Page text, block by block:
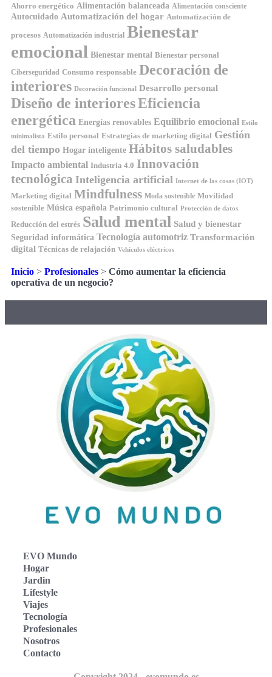
Ahorro energético Alimentación balanceada Alimentación consciente
Autocuidado Automatización del hogar Automatización de
procesos Automatización industrial Bienestar
emocional Bienestar mental Bienestar personal
Ciberseguridad Consumo responsable Decoración de
interiores Decoración funcional Desarrollo personal
Diseño de interioresEficiencia
energética Energías renovables Equilibrio emocional Estilo
minimalista Estilo personal Estrategias de marketing digital Gestión
del tiempo Hogar inteligente Hábitos saludables
Impacto ambiental Industria 4.0 Innovación
tecnológica Inteligencia artificial Internet de las cosas (IOT)
Marketing digital Mindfulness Moda sostenible Movilidad
sostenible Música española Patrimonio cultural Protección de datos
Reducción del estrés Salud mental Salud y bienestar
Seguridad informática Tecnología automotriz Transformación
digital Técnicas de relajación Vehículos eléctricos
Inicio > Profesionales > Cómo aumentar la eficiencia
operativa de un negocio?
EVO Mundo
Hogar
Jardin
Lifestyle
Viajes
Tecnología
Profesionales
Nosotros
Contacto